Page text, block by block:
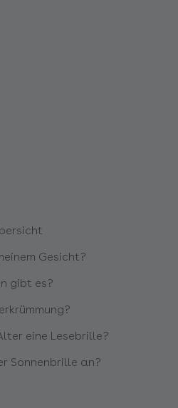
Gesicht?
gibt es?
eine Lesebrille?
Sonnenbrille an?